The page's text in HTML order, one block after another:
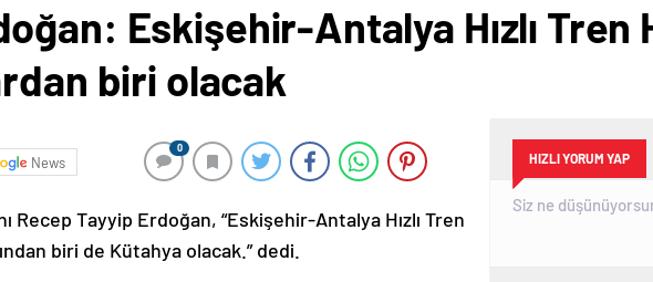
Eskişehir-Antalya Hızlı Tren
biri olacak
News
0
Recep Tayyip Erdoğan, “Eskişehir-Antalya Hızlı Tren
biri de Kütahya olacak.” dedi.
HIZLI YORUM YAP